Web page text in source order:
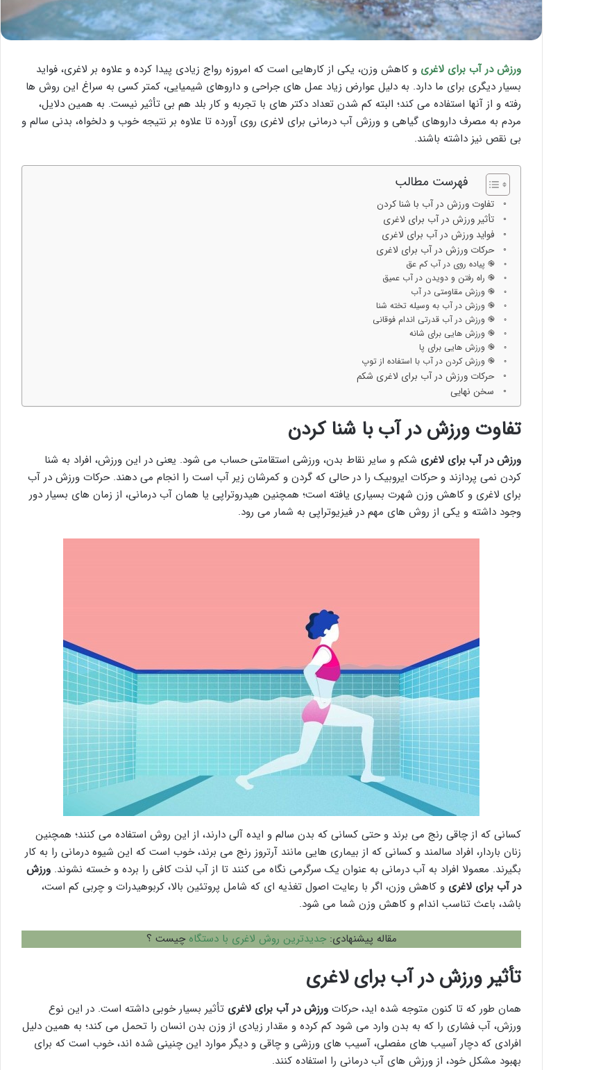
ورزش در آب برای لاغری و کاهش وزن، یکی از کارهایی است که امروزه رواج زیادی پیدا کرده و علاوه بر لاغری، فواید
بسیار دیگری برای ما دارد. به دلیل عوارض زیاد عمل های جراحی و داروهای شیمیایی، کمتر کسی به سراغ این روش ها
رفته و از آنها استفاده می کند؛ البته کم شدن تعداد دکتر های با تجربه و کار بلد هم بی تأثیر نیست. به همین دلایل،
مردم به مصرف داروهای گیاهی و ورزش آب درمانی برای لاغری روی آورده تا علاوه بر نتیجه خوب و دلخواه، بدنی سالم و
بی نقص نیز داشته باشند.
فهرست مطالب
تفاوت ورزش در آب با شنا کردن
تأثیر ورزش در آب برای لاغری
فواید ورزش در آب برای لاغری
حرکات ورزش در آب برای لاغری
֎ پیاده روی در آب کم عق
֎ راه رفتن و دویدن در آب عمیق
֎ ورزش مقاومتی در آب
֎ ورزش در آب به وسیله تخته شنا
֎ ورزش در آب قدرتی اندام فوقانی
֎ ورزش هایی برای شانه
֎ ورزش هایی برای پا
֎ ورزش کردن در آب با استفاده از توپ
حرکات ورزش در آب برای لاغری شکم
سخن نهایی
تفاوت ورزش در آب با شنا کردن
ورزش در آب برای لاغری شکم و سایر نقاط بدن، ورزشی استقامتی حساب می شود. یعنی در این ورزش، افراد به شنا
کردن نمی پردازند و حرکات ایروبیک را در حالی که گردن و کمرشان زیر آب است را انجام می دهند. حرکات ورزش در آب
برای لاغری و کاهش وزن شهرت بسیاری یافته است؛ همچنین هیدروتراپی یا همان آب درمانی، از زمان های بسیار دور
وجود داشته و یکی از روش های مهم در فیزیوتراپی به شمار می رود.
کسانی که از چاقی رنج می برند و حتی کسانی که بدن سالم و ایده آلی دارند، از این روش استفاده می کنند؛ همچنین
زنان باردار، افراد سالمند و کسانی که از بیماری هایی مانند آرتروز رنج می برند، خوب است که این شیوه درمانی را به کار
بگیرند. معمولا افراد به آب درمانی به عنوان یک سرگرمی نگاه می کنند تا از آب لذت کافی را برده و خسته نشوند. ورزش
در آب برای لاغری و کاهش وزن، اگر با رعایت اصول تغذیه ای که شامل پروتئین بالا، کربوهیدرات و چربی کم است،
باشد، باعث تناسب اندام و کاهش وزن شما می شود.
مقاله پیشنهادی:جدیدترین روش لاغری با دستگاه چیست ؟
تأثیر ورزش در آب برای لاغری
همان طور که تا کنون متوجه شده اید، حرکات ورزش در آب برای لاغری تأثیر بسیار خوبی داشته است. در این نوع
ورزش، آب فشاری را که به بدن وارد می شود کم کرده و مقدار زیادی از وزن بدن انسان را تحمل می کند؛ به همین دلیل
افرادی که دچار آسیب های مفصلی، آسیب های ورزشی و چاقی و دیگر موارد این چنینی شده اند، خوب است که برای
بهبود مشکل خود، از ورزش های آب درمانی را استفاده کنند.